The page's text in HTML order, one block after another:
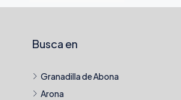
Busca en
Granadilla de Abona
Arona